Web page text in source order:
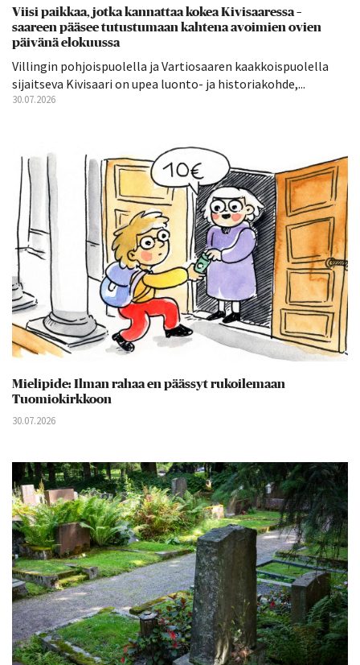
Viisi paikkaa, jotka kannattaa kokea Kivisaaressa –
saareen pääsee tutustumaan kahtena avoimien ovien
päivänä elokuussa
Villingin pohjoispuolella ja Vartiosaaren kaakkoispuolella
sijaitseva Kivisaari on upea luonto- ja historiakohde,...
30.07.2026
Mielipide: Ilman rahaa en päässyt rukoilemaan
Tuomiokirkkoon
30.07.2026